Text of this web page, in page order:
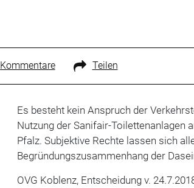
Kommentare Teilen
Es besteht kein Anspruch der
Nutzung der Sanifair-Toilettenanlagen
Pfalz. Subjektive Rechte lassen sich
Begründungszusammenhang der
OVG Koblenz, Entscheidung v.